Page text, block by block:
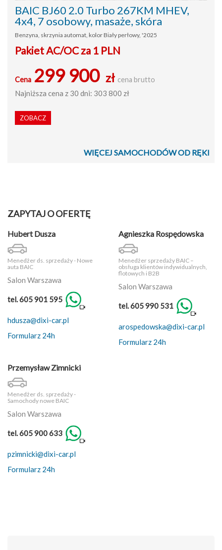
BAIC BJ60 2.0 Turbo 267KM MHEV,
4x4, 7 osobowy, masaże, skóra
Benzyna, skrzynia automat, kolor Biały perłowy, '2025
Pakiet AC/OC za 1 PLN
Cena 299 900 zł cena brutto
Najniższa cena z 30 dni: 303 800 zł
ZOBACZ
WIĘCEJ SAMOCHODÓW OD RĘKI
ZAPYTAJ O OFERTĘ
Hubert Dusza
Menedżer ds. sprzedaży - Nowe
auta BAIC
Salon Warszawa
tel. 605 901 595
hdusza@dixi-car.pl
Formularz 24h
Agnieszka Rospędowska
Menedżer sprzedaży BAIC –
obsługa klientów indywidualnych,
flotowych i B2B
Salon Warszawa
tel. 605 990 531
arospedowska@dixi-car.pl
Formularz 24h
Przemysław Zimnicki
Menedżer ds. sprzedaży -
Samochody nowe BAIC
Salon Warszawa
tel. 605 900 633
pzimnicki@dixi-car.pl
Formularz 24h